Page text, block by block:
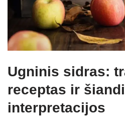
Ugninis sidras:
receptas ir
interpretacijos